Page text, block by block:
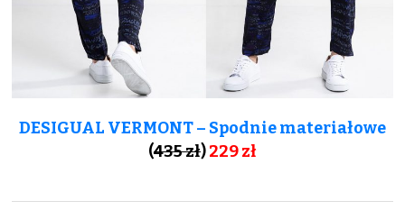
DESIGUAL VERMONT – Spodnie materiałowe
(435 zł)229zł